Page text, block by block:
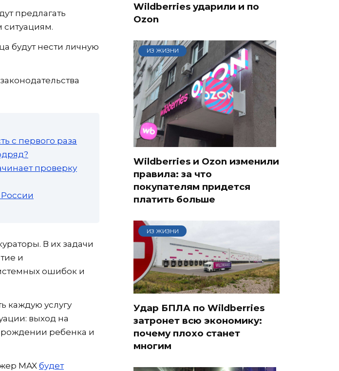
предлагать
будут нести личную
с первого раза
проверку
В их задачи
и
ошибок и
каждую услугу
выход на
ребенка и
MAX будет
Wildberries ударили и по
Ozon
ИЗ ЖИЗНИ
Wildberries и Ozon изменили
правила: за что
покупателям придется
платить больше
ИЗ ЖИЗНИ
Удар БПЛА по Wildberries
затронет всю экономику:
почему плохо станет
многим